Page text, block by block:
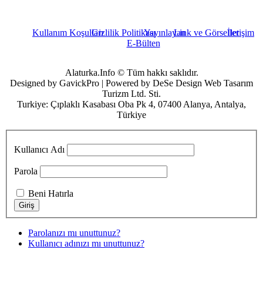
Kullanım KoşullarıGizlilik PolitikasıYayınlayanLink ve Görsellerİletişim
E-Bülten
Alaturka.Info © Tüm hakkı saklıdır.
Designed by GavickPro | Powered by DeSe Design Web Tasarım
Turizm Ltd. Sti.
Turkiye: Çıplaklı Kasabası Oba Pk 4, 07400 Alanya, Antalya,
Türkiye
Kullanıcı Adı
Parola
Beni Hatırla
Parolanızı mı unuttunuz?
Kullanıcı adınızı mı unuttunuz?